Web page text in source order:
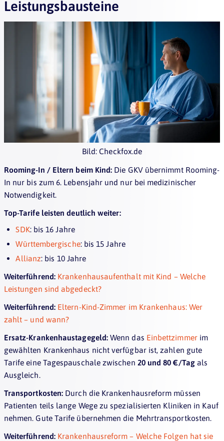
Leistungsbausteine
Bild: Checkfox.de
Rooming-In / Eltern beim Kind: Die GKV übernimmt Rooming-
In nur bis zum 6. Lebensjahr und nur bei medizinischer
Notwendigkeit.
Top-Tarife leisten deutlich weiter:
SDK: bis 16 Jahre
Württembergische: bis 15 Jahre
Allianz: bis 10 Jahre
Weiterführend: Krankenhausaufenthalt mit Kind – Welche
Leistungen sind abgedeckt?
Weiterführend: Eltern-Kind-Zimmer im Krankenhaus: Wer
zahlt – und wann?
Ersatz-Krankenhaustagegeld:Wenn das Einbettzimmer im
gewählten Krankenhaus nicht verfügbar ist, zahlen gute
Tarife eine Tagespauschale zwischen 20 und 80 €/Tagals
Ausgleich.
Transportkosten: Durch die Krankenhausreform müssen
Patienten teils lange Wege zu spezialisierten Kliniken in Kauf
nehmen. Gute Tarife übernehmen die Mehrtransportkosten.
Weiterführend: Krankenhausreform – Welche Folgen hat sie